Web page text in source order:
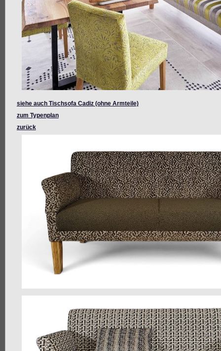
siehe auch Tischsofa Cadiz (ohne Armteile)
zum Typenplan
zurück